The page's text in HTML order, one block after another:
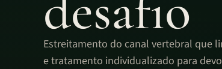
Estreitamento do canal vertebral que
e tratamento individualizado para